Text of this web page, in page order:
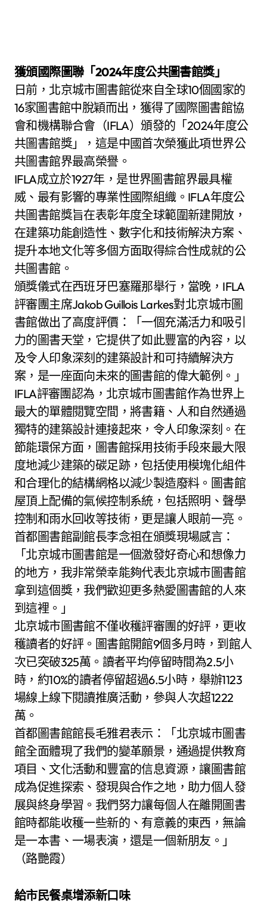
獲頒國際圖聯「2024年度公共圖書館獎」
日前，北京城市圖書館從來自全球10個國家的
16家圖書館中脫穎而出，獲得了國際圖書館協
會和機構聯合會（IFLA）頒發的「2024年度公
共圖書館獎」，這是中國首次榮獲此項世界公
共圖書館界最高榮譽。
IFLA成立於1927年，是世界圖書館界最具權
威、最有影響的專業性國際組織。IFLA年度公
共圖書館獎旨在表彰年度全球範圍新建開放，
在建築功能創造性、數字化和技術解決方案、
提升本地文化等多個方面取得綜合性成就的公
共圖書館。
頒獎儀式在西班牙巴塞羅那舉行，當晚，IFLA
評審團主席Jakob Guillois Larkes對北京城市圖
書館做出了高度評價：「一個充滿活力和吸引
力的圖書天堂，它提供了如此豐富的內容，以
及令人印象深刻的建築設計和可持續解決方
案，是一座面向未來的圖書館的偉大範例。」
IFLA評審團認為，北京城市圖書館作為世界上
最大的單體閱覽空間，將書籍、人和自然通過
獨特的建築設計連接起來，令人印象深刻。在
節能環保方面，圖書館採用技術手段來最大限
度地減少建築的碳足跡，包括使用模塊化組件
和合理化的結構網格以減少製造廢料。圖書館
屋頂上配備的氣候控制系統，包括照明、聲學
控制和雨水回收等技術，更是讓人眼前一亮。
首都圖書館副館長李念祖在頒獎現場感言：
「北京城市圖書館是一個激發好奇心和想像力
的地方，我非常榮幸能夠代表北京城市圖書館
拿到這個獎，我們歡迎更多熱愛圖書館的人來
到這裡。」
北京城市圖書館不僅收穫評審團的好評，更收
穫讀者的好評。圖書館開館9個多月時，到館人
次已突破325萬。讀者平均停留時間為2.5小
時，約10%的讀者停留超過6.5小時，舉辦1123
場線上線下閱讀推廣活動，參與人次超1222
萬。
首都圖書館館長毛雅君表示：「北京城市圖書
館全面體現了我們的變革願景，通過提供教育
項目、文化活動和豐富的信息資源，讓圖書館
成為促進探索、發現與合作之地，助力個人發
展與終身學習。我們努力讓每個人在離開圖書
館時都能收穫一些新的、有意義的東西，無論
是一本書、一場表演，還是一個新朋友。」
（路艷霞）
給市民餐桌增添新口味